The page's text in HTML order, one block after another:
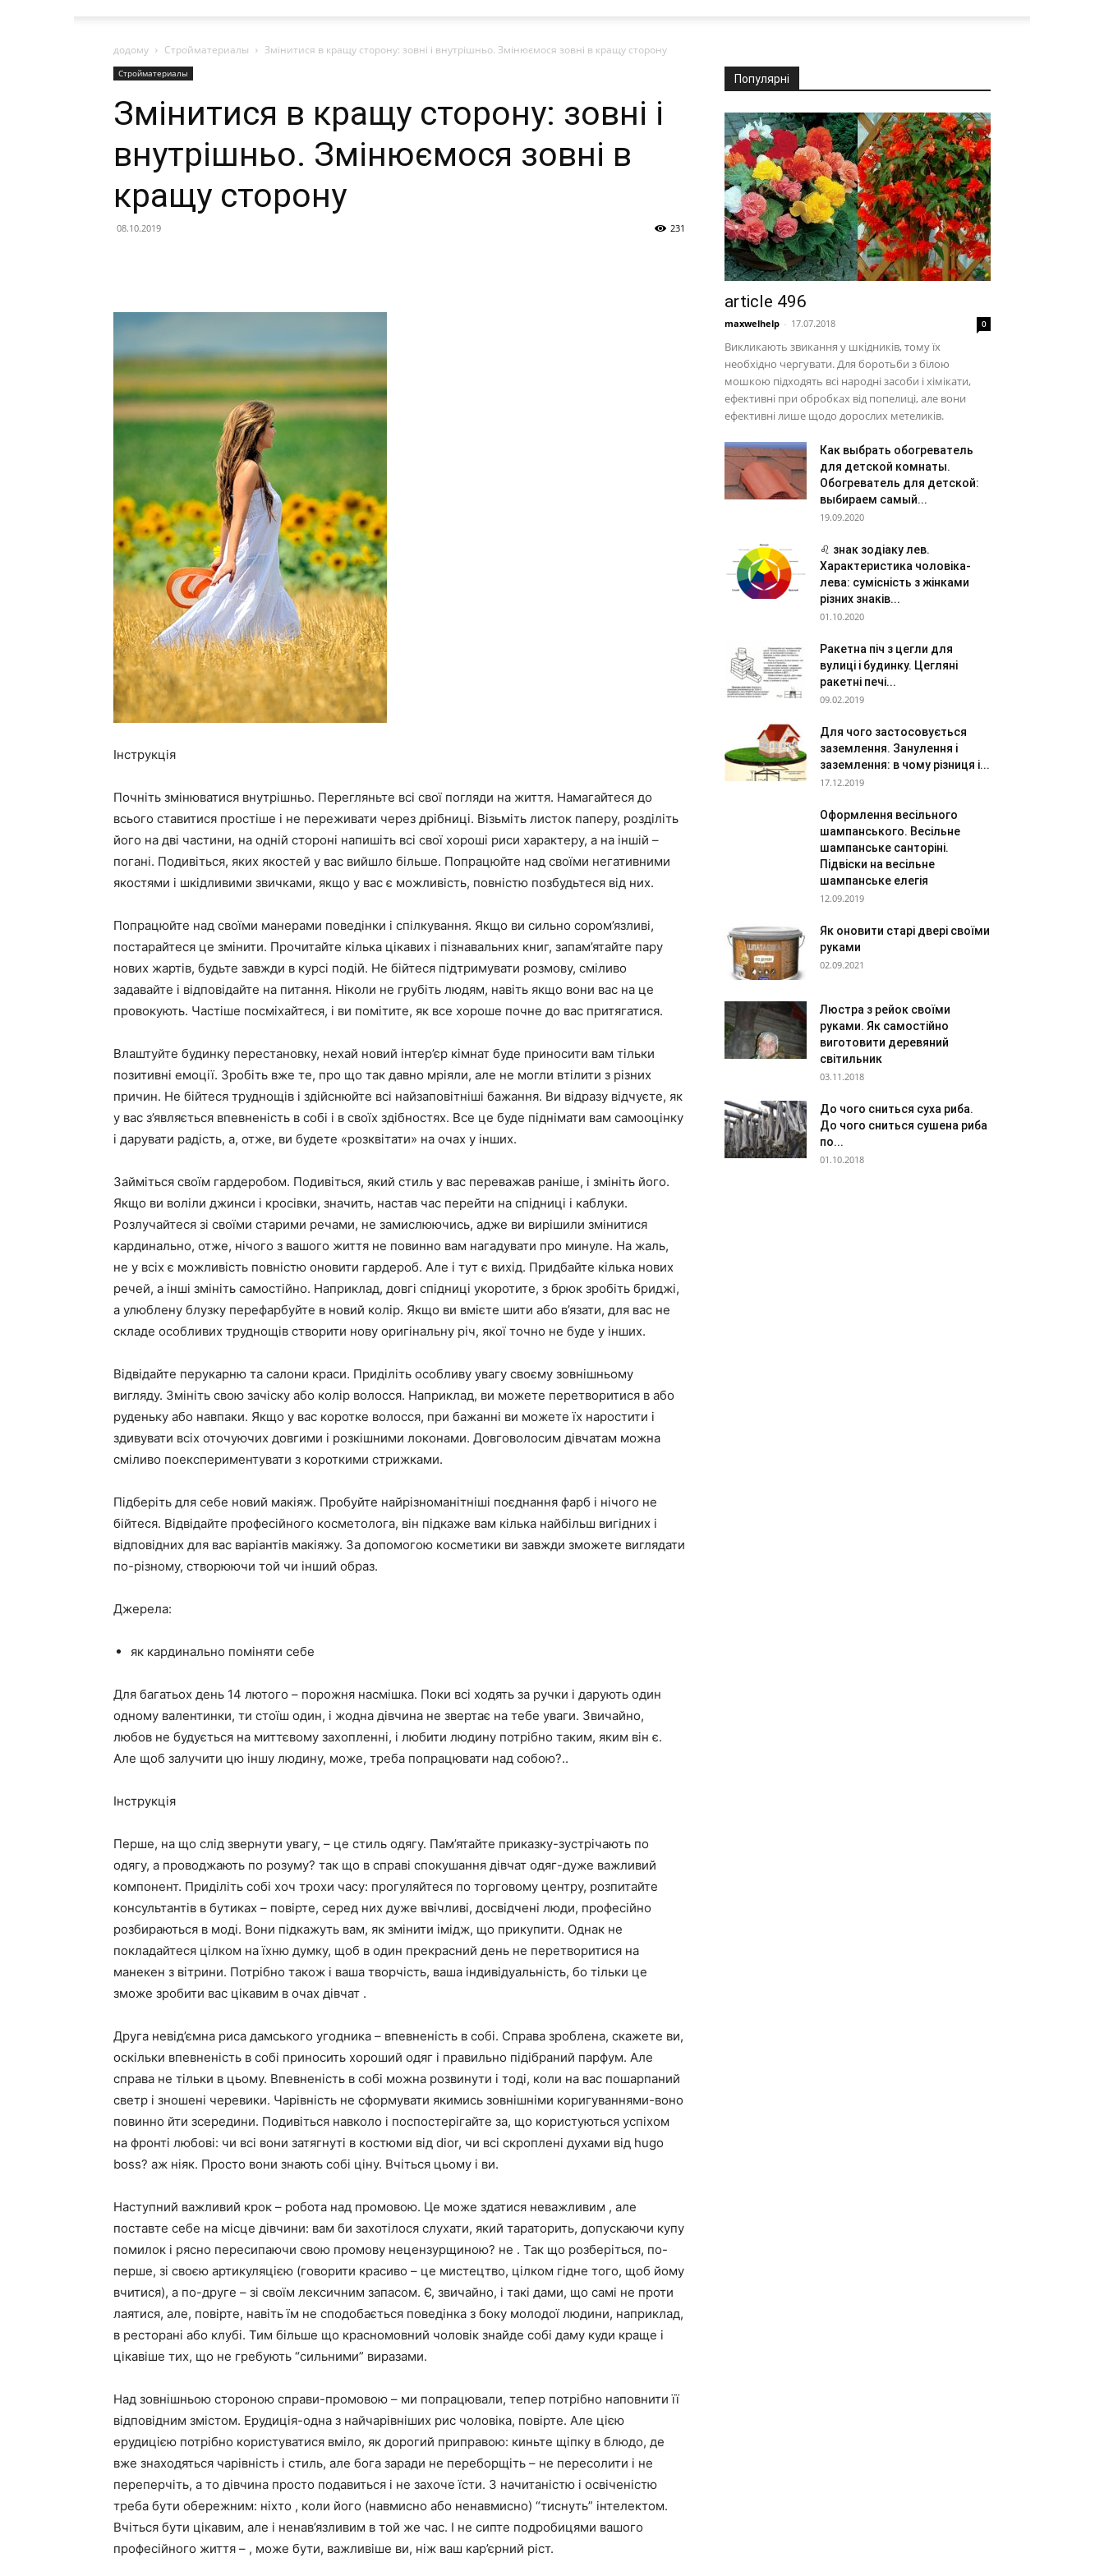
додому Стройматериалы Змінитися в кращу сторону: зовні і внутрішньо. Змінюємося зовні в кращу сторону
Стройматериалы
Змінитися в кращу сторону: зовні і
внутрішньо. Змінюємося зовні в
кращу сторону
08.10.2019 231
Інструкція
Почніть змінюватися внутрішньо. Перегляньте всі свої погляди на життя. Намагайтеся до
всього ставитися простіше і не переживати через дрібниці. Візьміть листок паперу, розділіть
його на дві частини, на одній стороні напишіть всі свої хороші риси характеру, а на іншій –
погані. Подивіться, яких якостей у вас вийшло більше. Попрацюйте над своїми негативними
якостями і шкідливими звичками, якщо у вас є можливість, повністю позбудьтеся від них.
Попрацюйте над своїми манерами поведінки і спілкування. Якщо ви сильно сором’язливі,
постарайтеся це змінити. Прочитайте кілька цікавих і пізнавальних книг, запам’ятайте пару
нових жартів, будьте завжди в курсі подій. Не бійтеся підтримувати розмову, сміливо
задавайте і відповідайте на питання. Ніколи не грубіть людям, навіть якщо вони вас на це
провокують. Частіше посміхайтеся, і ви помітите, як все хороше почне до вас притягатися.
Влаштуйте будинку перестановку, нехай новий інтер’єр кімнат буде приносити вам тільки
позитивні емоції. Зробіть вже те, про що так давно мріяли, але не могли втілити з різних
причин. Не бійтеся труднощів і здійснюйте всі найзаповітніші бажання. Ви відразу відчуєте, як
у вас з’являється впевненість в собі і в своїх здібностях. Все це буде піднімати вам самооцінку
і дарувати радість, а, отже, ви будете «розквітати» на очах у інших.
Займіться своїм гардеробом. Подивіться, який стиль у вас переважав раніше, і змініть його.
Якщо ви воліли джинси і кросівки, значить, настав час перейти на спідниці і каблуки.
Розлучайтеся зі своїми старими речами, не замислюючись, адже ви вирішили змінитися
кардинально, отже, нічого з вашого життя не повинно вам нагадувати про минуле. На жаль,
не у всіх є можливість повністю оновити гардероб. Але і тут є вихід. Придбайте кілька нових
речей, а інші змініть самостійно. Наприклад, довгі спідниці укоротите, з брюк зробіть бриджі,
а улюблену блузку перефарбуйте в новий колір. Якщо ви вмієте шити або в’язати, для вас не
складе особливих труднощів створити нову оригінальну річ, якої точно не буде у інших.
Відвідайте перукарню та салони краси. Приділіть особливу увагу своєму зовнішньому
вигляду. Змініть свою зачіску або колір волосся. Наприклад, ви можете перетворитися в або
руденьку або навпаки. Якщо у вас коротке волосся, при бажанні ви можете їх наростити і
здивувати всіх оточуючих довгими і розкішними локонами. Довговолосим дівчатам можна
сміливо поекспериментувати з короткими стрижками.
Підберіть для себе новий макіяж. Пробуйте найрізноманітніші поєднання фарб і нічого не
бійтеся. Відвідайте професійного косметолога, він підкаже вам кілька найбільш вигідних і
відповідних для вас варіантів макіяжу. За допомогою косметики ви завжди зможете виглядати
по-різному, створюючи той чи інший образ.
Джерела:
як кардинально поміняти себе
Для багатьох день 14 лютого – порожня насмішка. Поки всі ходять за ручки і дарують один
одному валентинки, ти стоїш один, і жодна дівчина не звертає на тебе уваги. Звичайно,
любов не будується на миттєвому захопленні, і любити людину потрібно таким, яким він є.
Але щоб залучити цю іншу людину, може, треба попрацювати над собою?..
Інструкція
Перше, на що слід звернути увагу, – це стиль одягу. Пам’ятайте приказку-зустрічають по
одягу, а проводжають по розуму? так що в справі спокушання дівчат одяг-дуже важливий
компонент. Приділіть собі хоч трохи часу: прогуляйтеся по торговому центру, розпитайте
консультантів в бутиках – повірте, серед них дуже ввічливі, досвідчені люди, професійно
розбираються в моді. Вони підкажуть вам, як змінити імідж, що прикупити. Однак не
покладайтеся цілком на їхню думку, щоб в один прекрасний день не перетворитися на
манекен з вітрини. Потрібно також і ваша творчість, ваша індивідуальність, бо тільки це
зможе зробити вас цікавим в очах дівчат .
Друга невід’ємна риса дамського угодника – впевненість в собі. Справа зроблена, скажете ви,
оскільки впевненість в собі приносить хороший одяг і правильно підібраний парфум. Але
справа не тільки в цьому. Впевненість в собі можна розвинути і тоді, коли на вас пошарпаний
светр і зношені черевики. Чарівність не сформувати якимись зовнішніми коригуваннями-воно
повинно йти зсередини. Подивіться навколо і поспостерігайте за, що користуються успіхом
на фронті любові: чи всі вони затягнуті в костюми від dior, чи всі скроплені духами від hugo
boss? аж ніяк. Просто вони знають собі ціну. Вчіться цьому і ви.
Наступний важливий крок – робота над промовою. Це може здатися неважливим , але
поставте себе на місце дівчини: вам би захотілося слухати, який тараторить, допускаючи купу
помилок і рясно пересипаючи свою промову нецензурщиною? не . Так що розберіться, по-
перше, зі своєю артикуляцією (говорити красиво – це мистецтво, цілком гідне того, щоб йому
вчитися), а по-друге – зі своїм лексичним запасом. Є, звичайно, і такі дами, що самі не проти
лаятися, але, повірте, навіть їм не сподобається поведінка з боку молодої людини, наприклад,
в ресторані або клубі. Тим більше що красномовний чоловік знайде собі даму куди краще і
цікавіше тих, що не гребують “сильними” виразами.
Над зовнішньою стороною справи-промовою – ми попрацювали, тепер потрібно наповнити її
відповідним змістом. Ерудиція-одна з найчарівніших рис чоловіка, повірте. Але цією
ерудицією потрібно користуватися вміло, як дорогий приправою: киньте щіпку в блюдо, де
вже знаходяться чарівність і стиль, але бога заради не переборщіть – не пересолити і не
переперчіть, а то дівчина просто подавиться і не захоче їсти. З начитаністю і освіченістю
треба бути обережним: ніхто , коли його (навмисно або ненавмисно) “тиснуть” інтелектом.
Вчіться бути цікавим, але і ненав’язливим в той же час. І не сипте подробицями вашого
професійного життя – , може бути, важливіше ви, ніж ваш кар’єрний ріст.
Популярні
article 496
maxwelhelp - 17.07.2018 0
Викликають звикання у шкідників, тому їх
необхідно чергувати. Для боротьби з білою
мошкою підходять всі народні засоби і хімікати,
ефективні при обробках від попелиці, але вони
ефективні лише щодо дорослих метеликів.
Как выбрать обогреватель
для детской комнаты.
Обогреватель для детской:
выбираем самый...
19.09.2020
♌ знак зодіаку лев.
Характеристика чоловіка-
лева: сумісність з жінками
різних знаків...
01.10.2020
Ракетна піч з цегли для
вулиці і будинку. Цегляні
ракетні печі...
09.02.2019
Для чого застосовується
заземлення. Занулення і
заземлення: в чому різниця і...
17.12.2019
Оформлення весільного
шампанського. Весільне
шампанське санторіні.
Підвіски на весільне
шампанське елегія
12.09.2019
Як оновити старі двері своїми
руками
02.09.2021
Люстра з рейок своїми
руками. Як самостійно
виготовити деревяний
світильник
03.11.2018
До чого сниться суха риба.
До чого сниться сушена риба
по...
01.10.2018